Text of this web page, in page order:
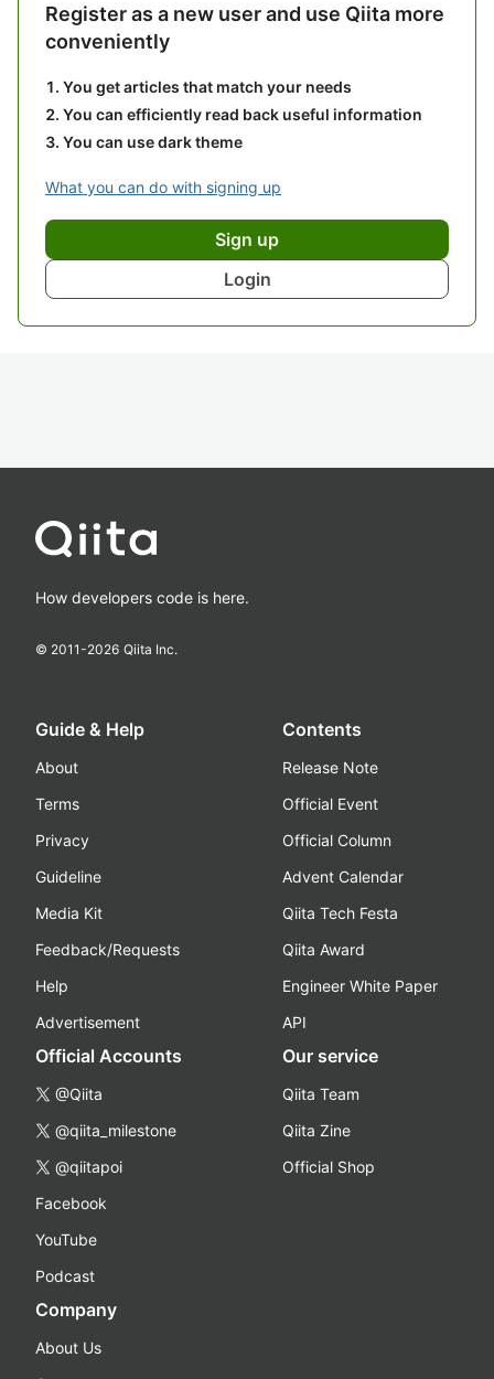
Register as a new user and use Qiita more
conveniently
You get articles that match your needs
You can efficiently read back useful information
You can use dark theme
What you can do with signing up
Sign up
Login
How developers code is here.
© 2011-2026 Qiita Inc.
Guide & Help
About
Terms
Privacy
Guideline
Media Kit
Feedback/Requests
Help
Advertisement
Contents
Release Note
Official Event
Official Column
Advent Calendar
Qiita Tech Festa
Qiita Award
Engineer White Paper
API
Official Accounts
@Qiita
@qiita_milestone
@qiitapoi
Facebook
YouTube
Podcast
Our service
Qiita Team
Qiita Zine
Official Shop
Company
About Us